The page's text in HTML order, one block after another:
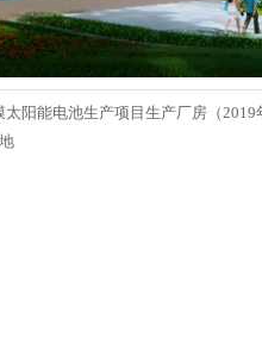
阳能电池生产项目生产厂房（2019